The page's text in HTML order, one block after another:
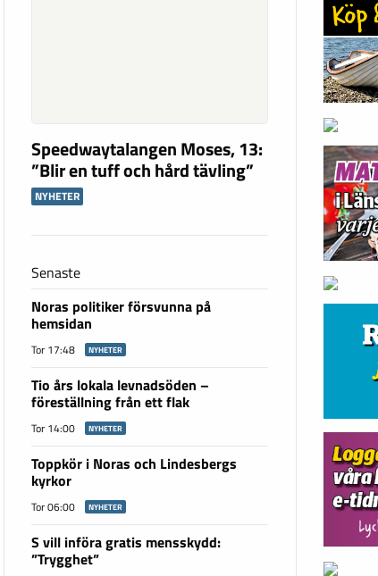
Speedwaytalangen Moses, 13:
”Blir en tuff och hård tävling”
NYHETER
Senaste
Noras politiker försvunna på
hemsidan
Tor 17:48 NYHETER
Tio års lokala levnadsöden –
föreställning från ett flak
Tor 14:00 NYHETER
Toppkör i Noras och Lindesbergs
kyrkor
Tor 06:00 NYHETER
S vill införa gratis mensskydd:
”Trygghet”